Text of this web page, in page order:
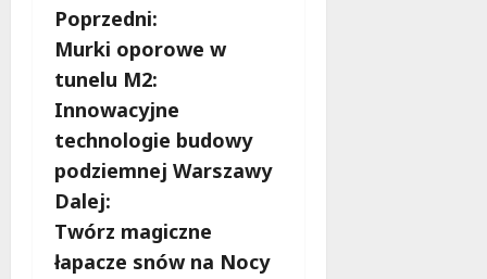
Z
o
b
a
c
z
Poprzedni:
Murki oporowe w
tunelu M2:
Innowacyjne
technologie budowy
podziemnej Warszawy
Dalej:
Twórz magiczne
łapacze snów na Nocy